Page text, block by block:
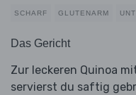
SCHARF GLUTENARM
Das Gericht
Zur leckeren Quinoa
servierst du saftig